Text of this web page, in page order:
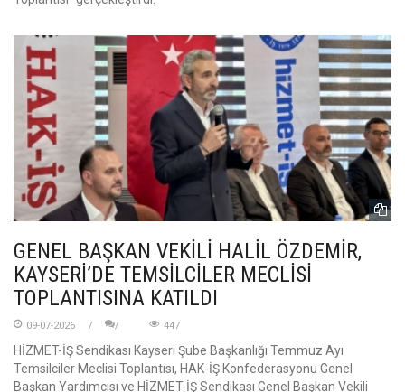
GENEL BAŞKAN VEKİLİ HALİL ÖZDEMİR,
KAYSERİ’DE TEMSİLCİLER MECLİSİ
TOPLANTISINA KATILDI
09-07-2026 447
HİZMET-İŞ Sendikası Kayseri Şube Başkanlığı Temmuz Ayı
Temsilciler Meclisi Toplantısı, HAK-İŞ Konfederasyonu Genel
Başkan Yardımcısı ve HİZMET-İŞ Sendikası Genel Başkan Vekili